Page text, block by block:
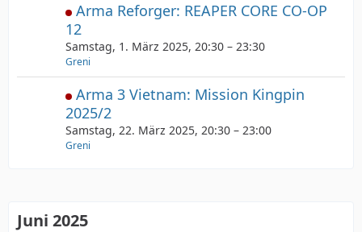
Arma Reforger: REAPER CORE CO-OP
12
Samstag, 1. März 2025, 20:30 – 23:30
Greni
Arma 3 Vietnam: Mission Kingpin
2025/2
Samstag, 22. März 2025, 20:30 – 23:00
Greni
Juni 2025